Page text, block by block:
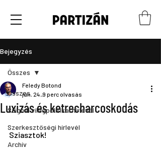
Bejegyzés
Összes
Szignál világpolitikai hírlevél
Szerkesztőségi hírlevél
Archív
Összes
Luxizás és ketrecharcoskodás
Feledy Botond
jún. 24. 9 perc olvasás
Sziasztok!